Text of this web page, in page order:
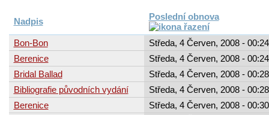
Nadpis Poslední obnova
Bon-Bon
Středa, 4 Červen, 2008 - 00:24
Berenice
Středa, 4 Červen, 2008 - 00:24
Bridal Ballad
Středa, 4 Červen, 2008 - 00:28
Bibliografie původních vydání
Středa, 4 Červen, 2008 - 00:28
Berenice
Středa, 4 Červen, 2008 - 00:30